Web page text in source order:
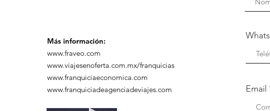
Más información:
www.fraveo.com
www.viajesenoferta.com.mx/franquicias
www.franquiciaeconomica.com
www.franquiciadeagenciadeviajes.com
Whats
Email